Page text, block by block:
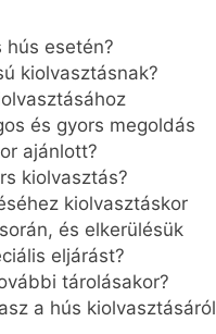
esetén?
kiolvasztásnak?
és gyors megoldás
ajánlott?
kiolvasztás?
kiolvasztáskor
és elkerülésük
eljárást?
tárolásakor?
a hús kiolvasztásáról